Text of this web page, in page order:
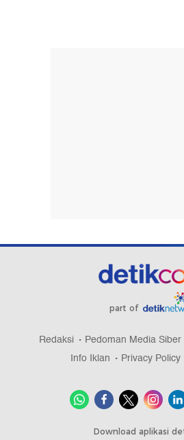
part of
Redaksi Pedoman Media Siber
Info Iklan
Privacy Policy
Download aplikasi